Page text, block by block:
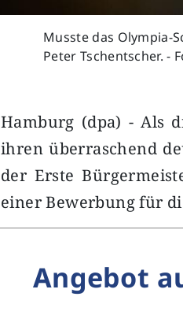
Musste das Olympia-
Peter Tschentscher. -
Hamburg (dpa) - Als
ihren überraschend
der Erste
einer Bewerbung für
Angebot